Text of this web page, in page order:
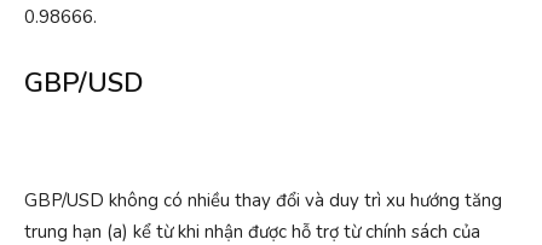
0.98666.
GBP/USD
GBP/USD không có nhiều thay đổi và duy trì xu hướng tăng
trung hạn (a) kể từ khi nhận được hỗ trợ từ chính sách của